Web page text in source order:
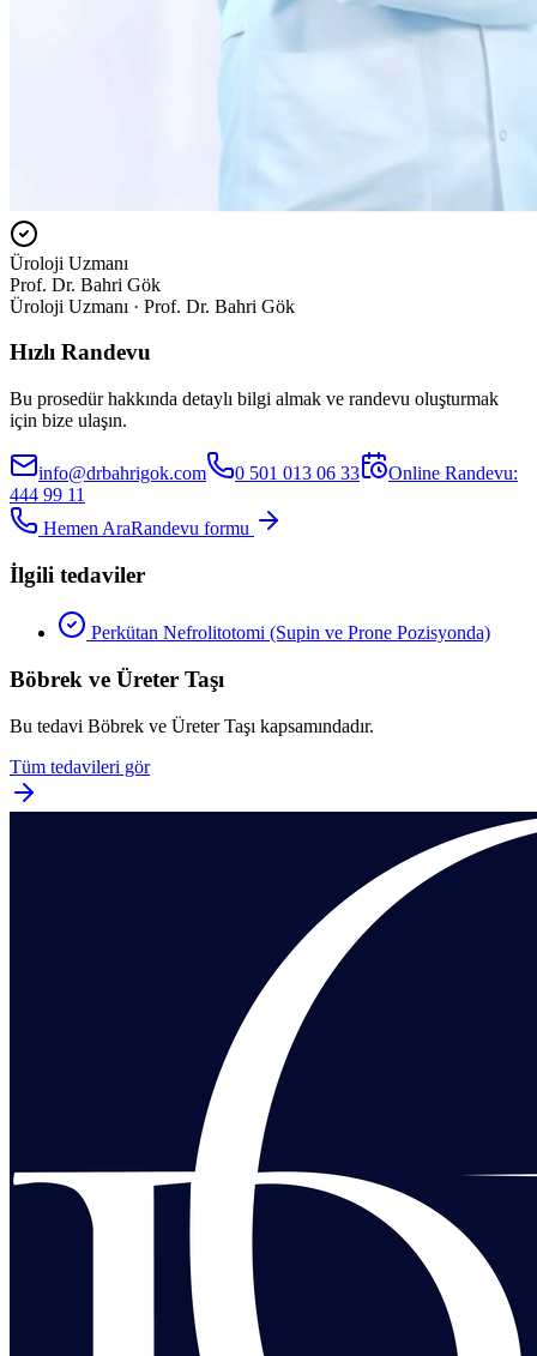
Üroloji Uzmanı
Prof. Dr. Bahri Gök
Üroloji Uzmanı · Prof. Dr. Bahri Gök
Hızlı Randevu
Bu prosedür hakkında detaylı bilgi almak ve randevu oluşturmak
için bize ulaşın.
info@drbahrigok.com 0 501 013 06 33
Online Randevu:
444 99 11
Hemen AraRandevu formu
İlgili tedaviler
Perkütan Nefrolitotomi (Supin ve Prone Pozisyonda)
Böbrek ve Üreter Taşı
Bu tedavi Böbrek ve Üreter Taşı kapsamındadır.
Tüm tedavileri gör